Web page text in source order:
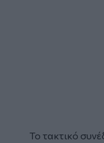
Το τακτικό